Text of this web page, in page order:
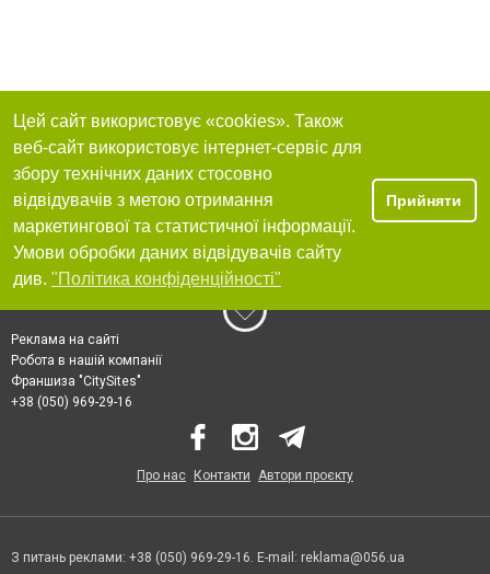
Цей сайт використовує «cookies». Також
веб-сайт використовує інтернет-сервіс для
збору технічних даних стосовно
відвідувачів з метою отримання
маркетингової та статистичної інформації.
Умови обробки даних відвідувачів сайту
див. "Політика конфіденційності"
Прийняти
Реклама на сайті
Робота в нашій компанії
Франшиза "CitySites"
+38 (050) 969-29-16
Про нас Контакти Автори проєкту
З питань реклами: +38 (050) 969-29-16. E-mail: reklama@056.ua